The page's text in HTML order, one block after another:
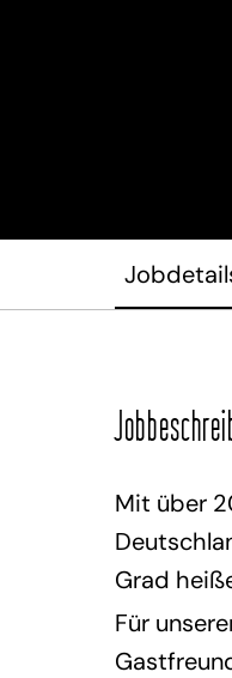
Mit über
Grad
Für